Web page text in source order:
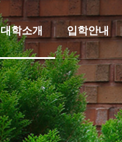
대학소개 입학안내